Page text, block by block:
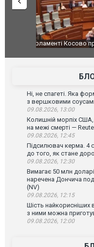
яйцямиПриїхав за
зіркового
Ні, не спагеті. Яка
з вершковими
09.08.2026, 13:00
Колишній морпіх США,
на межі смерті —
09.08.2026, 12:45
Підсилювач керма. 4
до того, як стане
09.08.2026, 12:30
Вимагає 50 млн
наречена Дончича
(NV)
09.08.2026, 12:15
Шість найкорисніших
з ними можна
09.08.2026, 12:00